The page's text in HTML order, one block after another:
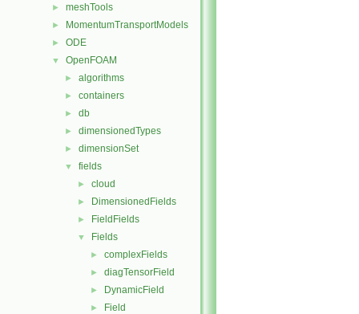
► meshTools
► MomentumTransportModels
► ODE
▼ OpenFOAM
► algorithms
► containers
► db
► dimensionedTypes
► dimensionSet
▼ fields
► cloud
► DimensionedFields
► FieldFields
▼ Fields
► complexFields
► diagTensorField
► DynamicField
► Field